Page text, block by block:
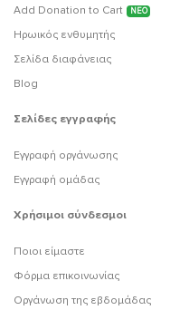
Add Donation to Cart
ΝΕΟ
Ηρωικός ενθυμητής
Σελίδα διαφάνειας
Blog
Σελίδες εγγραφής
Εγγραφή οργάνωσης
Εγγραφή ομάδας
Χρήσιμοι σύνδεσμοι
Ποιοι είμαστε
Φόρμα επικοινωνίας
Οργάνωση της εβδομάδας